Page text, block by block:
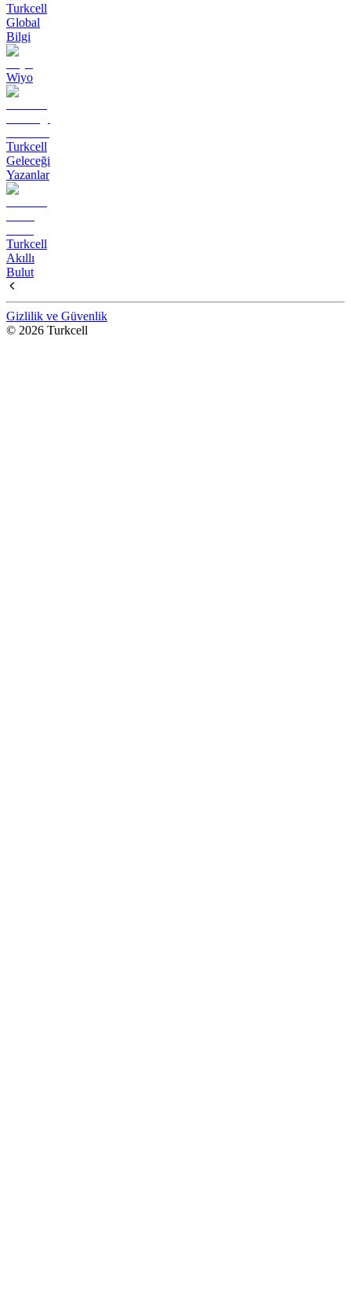
Turkcell
Global
Bilgi
Wiyo
Turkcell
Geleceği
Yazanlar
Turkcell
Akıllı
Bulut
Gizlilik ve Güvenlik
© 2026 Turkcell